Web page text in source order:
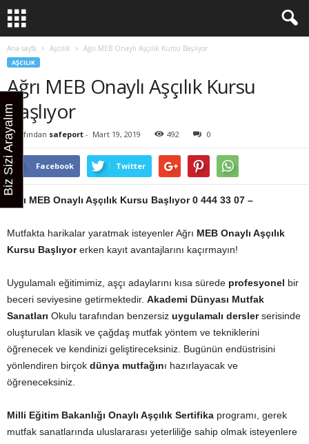
Ana sayfa Aşcılık Ağrı MEB Onaylı Aşçılık Kursu Başlıyor
AŞCILIK
Ağrı MEB Onaylı Aşçılık Kursu
Başlıyor
Tarafından safeport - Mart 19, 2019 492 0
Facebook Twitter
Ağrı MEB Onaylı Aşçılık Kursu Başlıyor 0 444 33 07 –
Mutfakta harikalar yaratmak isteyenler Ağrı MEB Onaylı Aşçılık
Kursu Başlıyorerken kayıt avantajlarını kaçırmayın!
Uygulamalı eğitimimiz, aşçı adaylarını kısa sürede profesyonel bir
beceri seviyesine getirmektedir. Akademi Dünyası Mutfak
Sanatları Okulu tarafından benzersiz uygulamalı derslerserisinde
oluşturulan klasik ve çağdaş mutfak yöntem ve tekniklerini
öğrenecek ve kendinizi geliştireceksiniz. Bugünün endüstrisini
yönlendiren birçok dünya mutfağını hazırlayacak ve
öğreneceksiniz.
Milli Eğitim Bakanlığı Onaylı Aşçılık Sertifika programı, gerek
mutfak sanatlarında uluslararası yeterliliğe sahip olmak isteyenlere
Biz Sizi Arayalım